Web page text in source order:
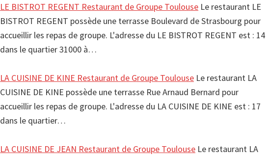
LE BISTROT REGENT Restaurant de Groupe Toulouse Le restaurant LE
BISTROT REGENT possède une terrasse Boulevard de Strasbourg pour
accueillir les repas de groupe. L'adresse du LE BISTROT REGENT est : 14
dans le quartier 31000 à…
LA CUISINE DE KINE Restaurant de Groupe Toulouse Le restaurant LA
CUISINE DE KINE possède une terrasse Rue Arnaud Bernard pour
accueillir les repas de groupe. L'adresse du LA CUISINE DE KINE est : 17
dans le quartier…
LA CUISINE DE JEAN Restaurant de Groupe Toulouse Le restaurant LA